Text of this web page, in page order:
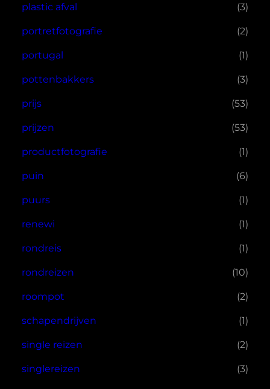
plastic afval (3)
portretfotografie (2)
portugal (1)
pottenbakkers (3)
prijs (53)
prijzen (53)
productfotografie (1)
puin (6)
puurs (1)
renewi (1)
rondreis (1)
rondreizen (10)
roompot (2)
schapendrijven (1)
single reizen (2)
singlereizen (3)